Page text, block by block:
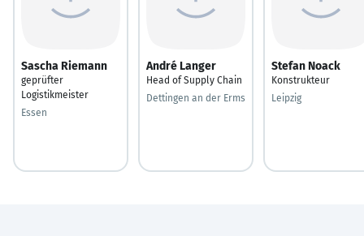
Sascha Riemann
geprüfter
Logistikmeister
Essen
André Langer
Head of Supply Chain
Dettingen an der Erms
Stefan Noack
Konstrukteur
Leipzig